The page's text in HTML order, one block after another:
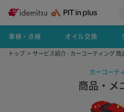
車検・点検 オイル交換
トップ サービス紹介 - カーコーティング 商
カーコーテ
商品・メ